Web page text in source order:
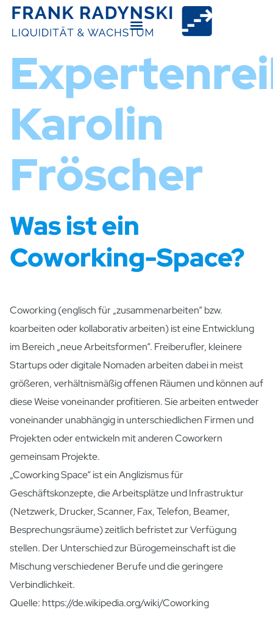
Karolin
Fröscher
Was ist ein
Coworking-Space?
Coworking (englisch für „zusammenarbeiten“ bzw.
koarbeiten oder kollaborativ arbeiten) ist eine Entwicklung
im Bereich „neue Arbeitsformen“. Freiberufler, kleinere
Startups oder digitale Nomaden arbeiten dabei in meist
größeren, verhältnismäßig offenen Räumen und können auf
diese Weise voneinander profitieren. Sie arbeiten entweder
voneinander unabhängig in unterschiedlichen Firmen und
Projekten oder entwickeln mit anderen Coworkern
gemeinsam Projekte.
„Coworking Space“ ist ein Anglizismus für
Geschäftskonzepte, die Arbeitsplätze und Infrastruktur
(Netzwerk, Drucker, Scanner, Fax, Telefon, Beamer,
Besprechungsräume) zeitlich befristet zur Verfügung
stellen. Der Unterschied zur Bürogemeinschaft ist die
Mischung verschiedener Berufe und die geringere
Verbindlichkeit.
Quelle: https://de.wikipedia.org/wiki/Coworking